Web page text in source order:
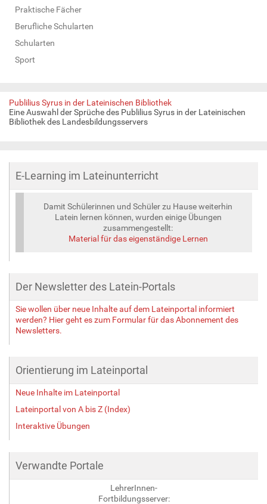
Praktische Fächer
Berufliche Schularten
Schularten
Sport
Publilius Syrus in der Lateinischen Bibliothek
Eine Auswahl der Sprüche des Publilius Syrus in der Lateinischen
Bibliothek des Landesbildungsservers
E-Learning im Lateinunterricht
Damit Schülerinnen und Schüler zu Hause weiterhin
Latein lernen können, wurden einige Übungen
zusammengestellt:
Material für das eigenständige Lernen
Der Newsletter des Latein-Portals
Sie wollen über neue Inhalte auf dem Lateinportal informiert
werden? Hier geht es zum Formular für das Abonnement des
Newsletters.
Orientierung im Lateinportal
Neue Inhalte im Lateinportal
Lateinportal von A bis Z (Index)
Interaktive Übungen
Verwandte Portale
LehrerInnen-
Fortbildungsserver: